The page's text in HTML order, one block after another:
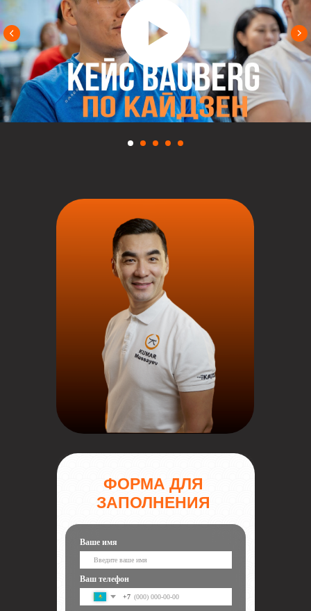
ФОРМА ДЛЯ
ЗАПОЛНЕНИЯ
Ваше имя
Ваш телефон
+7